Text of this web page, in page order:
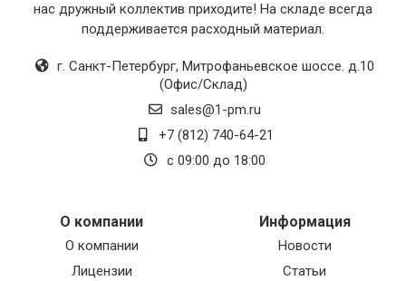
нас дружный коллектив приходите! На складе всегда
поддерживается расходный материал.
г. Санкт-Петербург, Митрофаньевское шоссе. д.10
(Офис/Склад)
sales@1-pm.ru
+7 (812) 740-64-21
с 09:00 до 18:00
О компании
О компании
Лицензии
Информация
Новости
Статьи